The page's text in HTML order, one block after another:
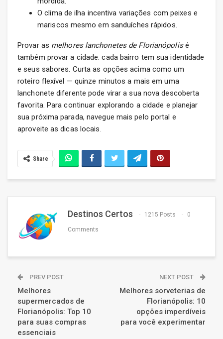
O clima de ilha incentiva variações com peixes e
mariscos mesmo em sanduíches rápidos.
Provar as melhores lanchonetes de Florianópolisé
também provar a cidade: cada bairro tem sua identidade
e seus sabores. Curta as opções acima como um
roteiro flexível — quinze minutos a mais em uma
lanchonete diferente pode virar a sua nova descoberta
favorita. Para continuar explorando a cidade e planejar
sua próxima parada, navegue mais pelo portal e
aproveite as dicas locais.
Share
Destinos Certos 1215 Posts 0
Comments
PREV POST
Melhores
supermercados de
Florianópolis: Top 10
para suas compras
essenciais
NEXT POST
Melhores sorveterias de
Florianópolis: 10
opções imperdíveis
para você experimentar